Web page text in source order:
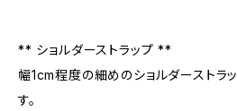
** ショルダーストラップ **
幅1cm程度の細めのショルダーストラ
す。